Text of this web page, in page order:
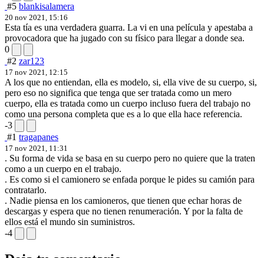
#5 blankisalamera
20 nov 2021, 15:16
Esta tía es una verdadera guarra. La vi en una película y apestaba a
provocadora que ha jugado con su físico para llegar a donde sea.
0
#2 zar123
17 nov 2021, 12:15
A los que no entiendan, ella es modelo, si, ella vive de su cuerpo, si,
pero eso no significa que tenga que ser tratada como un mero
cuerpo, ella es tratada como un cuerpo incluso fuera del trabajo no
como una persona completa que es a lo que ella hace referencia.
-3
#1 tragapanes
17 nov 2021, 11:31
. Su forma de vida se basa en su cuerpo pero no quiere que la traten
como a un cuerpo en el trabajo.
. Es como si el camionero se enfada porque le pides su camión para
contratarlo.
. Nadie piensa en los camioneros, que tienen que echar horas de
descargas y espera que no tienen renumeración. Y por la falta de
ellos está el mundo sin suministros.
-4